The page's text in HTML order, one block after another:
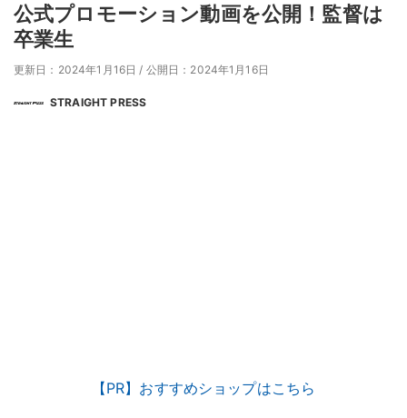
公式プロモーション動画を公開！監督は
卒業生
更新日：2024年1月16日 / 公開日：2024年1月16日
STRAIGHT PRESS
【PR】おすすめショップはこちら